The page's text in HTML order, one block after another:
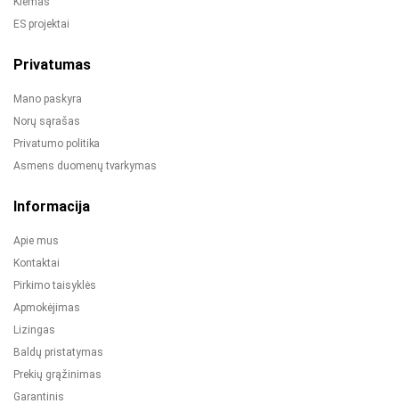
ES projektai
Privatumas
Mano paskyra
Norų sąrašas
Privatumo politika
Asmens duomenų tvarkymas
Informacija
Apie mus
Kontaktai
Pirkimo taisyklės
Apmokėjimas
Lizingas
Baldų pristatymas
Prekių grąžinimas
Garantinis